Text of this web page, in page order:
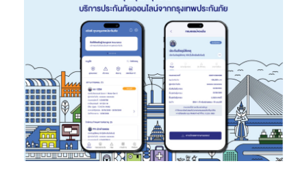
มองว่านี่เป็นเพียงจุดเริ่มต้น โดยหลังจากการ Launch บรรจุภัณฑ์ที่
ใช้วัสดุที่สามารถนำมารีไซเคิลได้ 100% แล้ว เรามีแผนที่จะวาง คิว อาร์
โค้ด (QR Code) ที่แสดงจุดคืนบรรจุภัณฑ์ (Drop off) ในทุก ๆ
ผลิตภัณฑ์ของเครื่องดื่มตราช้าง ในส่วนของความคาดหวัง แน่นอนว่า
เราต้องการเห็นความเปลี่ยนแปลงพฤติกรรมการใช้ และคัดแยกขยะ
ของกลุ่มลูกค้า (End Consumer) ซึ่งหลังจากที่ได้เริ่มโครงการนี้ไปใน
ช่วงกลางเดือนเมษายนที่ผ่านมา ได้รับกระแสที่ดีจากกลุ่มผู้บริโภคที่
ชื่นชอบในรูปลักษณ์ใหม่ของบรรจุภัณฑ์ที่ดูพรีเมียมมากขึ้น แถมมี
ความพิเศษ คือ สามารถนำกลับมารีไซเคิลได้ 100% ซึ่งโดนใจกลุ่มคน
รักษ์สิ่งแวดล้อม โดยส่วนตัวเชื่อว่าในอนาคตโครงการนี้จะสามารถ